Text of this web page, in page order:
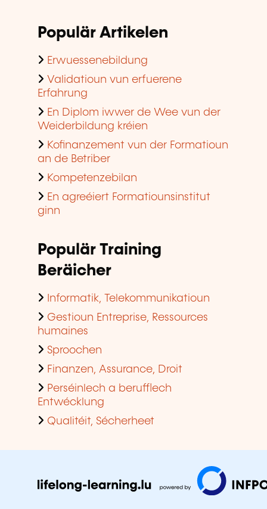
Populär Artikelen
Erwuessenebildung
Validatioun vun erfuerene
Erfahrung
En Diplom iwwer de Wee vun der
Weiderbildung kréien
Kofinanzement vun der Formatioun
an de Betriber
Kompetenzebilan
En agreéiert Formatiounsinstitut
ginn
Populär Training
Beräicher
Informatik, Telekommunikatioun
Gestioun Entreprise, Ressources
humaines
Sproochen
Finanzen, Assurance, Droit
Perséinlech a berufflech
Entwécklung
Qualitéit, Sécherheet